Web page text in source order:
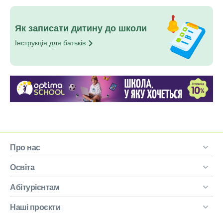
Як записати дитину до школи
Інструкція для батьків
Про нас
Освіта
Абітурієнтам
Наші проєкти